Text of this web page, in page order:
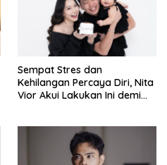
Sempat Stres dan
Kehilangan Percaya Diri, Nita
Vior Akui Lakukan Ini demi